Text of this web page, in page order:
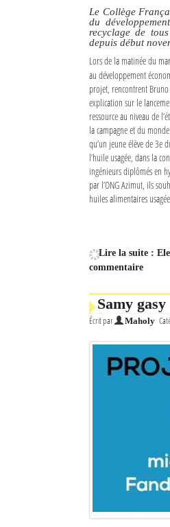
Le Collège
du
recyclage de
depuis début
Lors de la matinée du
au développement
projet, rencontrent Bruno
explication sur le
ressource au niveau de
la campagne et du
qu’un jeune élève de 3e
l’huile usagée, dans la
ingénieurs diplômés en
par l’ONG Azimut, ils
huiles alimentaires
Lire la suite :
commentaire
Samy
Écrit par Maholy